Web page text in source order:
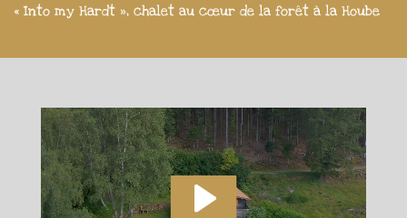
« Into my Hardt », chalet au cœur de la forêt à la Hoube